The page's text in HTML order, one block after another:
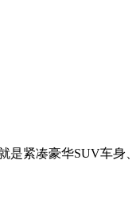
是紧凑豪华SUV车身